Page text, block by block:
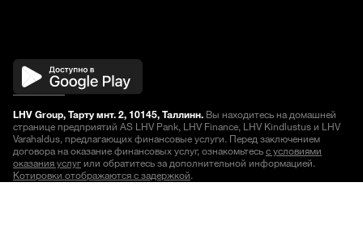
LHV Group, Тарту мнт. 2, 10145, Таллинн. Вы находитесь на домашней
странице предприятий AS LHV Pank, LHV Finance, LHV Kindlustus и LHV
Varahaldus, предлагающих финансовые услуги. Перед заключением
договора на оказание финансовых услуг, ознакомьтесьс условиями
оказания услугили обратитесь за дополнительной информацией.
Котировки отображаются с задержкой.